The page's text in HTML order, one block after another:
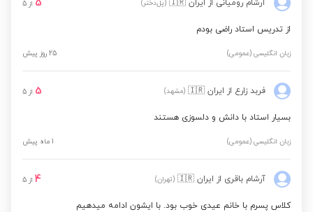
آرشام رومیانی از ایران 🇮🇷 (پل‌دختر) 5 از 5
از تدریس استاد راضی بودم
زبان انگلیسی (عمومی) 25 روز پیش
فربد زارع از ایران 🇮🇷 (مشهد) 5 از 5
بسیار استاد با دانش و دلسوزی هستند
زبان انگلیسی (عمومی) 1 ماه پیش
آرشام باقری از ایران 🇮🇷 (تهران) 4 از 5
کلاس پسرم با خانم عیدی خوب بود. با ایشون ادامه میدهیم